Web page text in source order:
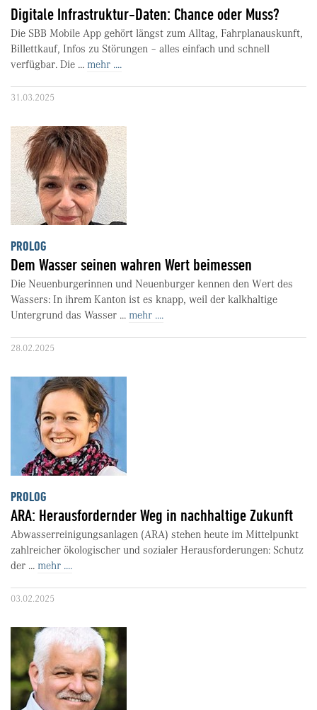
Digitale Infrastruktur-Daten: Chance oder Muss?
Die SBB Mobile App gehört längst zum Alltag, Fahrplanauskunft,
Billettkauf, Infos zu Störungen – alles einfach und schnell
verfügbar. Die ... mehr ....
31.03.2025
PROLOG
Dem Wasser seinen wahren Wert beimessen
Die Neuenburgerinnen und Neuenburger kennen den Wert des
Wassers: In ihrem Kanton ist es knapp, weil der kalkhaltige
Untergrund das Wasser ... mehr ....
28.02.2025
PROLOG
ARA: Herausfordernder Weg in nachhaltige Zukunft
Abwasserreinigungsanlagen (ARA) stehen heute im Mittelpunkt
zahlreicher ökologischer und sozialer Herausforderungen: Schutz
der ... mehr ....
03.02.2025